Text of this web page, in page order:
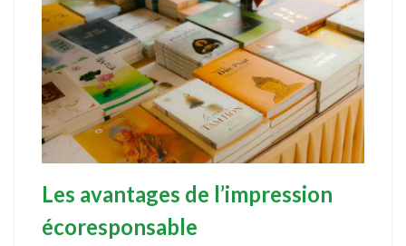
Les avantages de l’impression
écoresponsable